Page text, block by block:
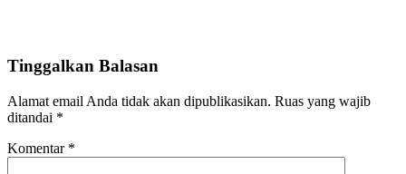
Tinggalkan Balasan
Alamat email Anda tidak akan dipublikasikan. Ruas yang wajib
ditandai *
Komentar *